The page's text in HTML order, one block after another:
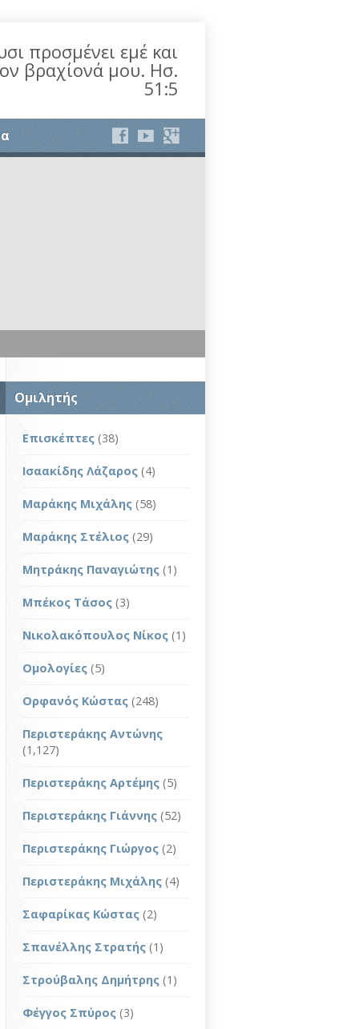
προσμένει εμέ και
βραχίονά μου. Ησ.
51:5
Ομιλητής
Επισκέπτες (38)
Ισαακίδης Λάζαρος (4)
Μαράκης Μιχάλης (58)
Μαράκης Στέλιος (29)
Μητράκης Παναγιώτης (1)
Μπέκος Τάσος (3)
Νικολακόπουλος Νίκος (1)
Ομολογίες (5)
Ορφανός Κώστας (248)
Περιστεράκης Αντώνης
(1,127)
Περιστεράκης Αρτέμης (5)
Περιστεράκης Γιάννης (52)
Περιστεράκης Γιώργος (2)
Περιστεράκης Μιχάλης (4)
Σαφαρίκας Κώστας (2)
Σπανέλλης Στρατής (1)
Στρούβαλης Δημήτρης (1)
Φέγγος Σπύρος (3)